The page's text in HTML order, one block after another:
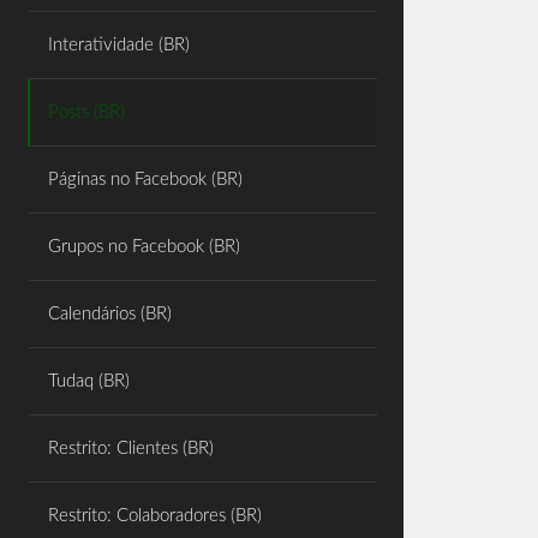
Interatividade (BR)
Posts (BR)
Páginas no Facebook (BR)
Grupos no Facebook (BR)
Calendários (BR)
Tudaq (BR)
Restrito: Clientes (BR)
Restrito: Colaboradores (BR)